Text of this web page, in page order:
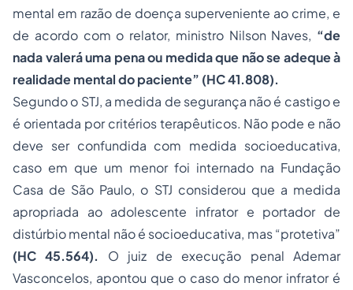
mental em razão de doença superveniente ao crime, e
de acordo com o relator, ministro Nilson Naves, “de
nada valerá uma pena ou medida que não se adeque à
realidade mental do paciente” (HC 41.808).
Segundo o STJ, a medida de segurança não é castigo e
é orientada por critérios terapêuticos. Não pode e não
deve ser confundida com medida socioeducativa,
caso em que um menor foi internado na Fundação
Casa de São Paulo, o STJ considerou que a medida
apropriada ao adolescente infrator e portador de
distúrbio mental não é socioeducativa, mas “protetiva”
(HC 45.564). O juiz de execução penal Ademar
Vasconcelos, apontou que o caso do menor infrator é